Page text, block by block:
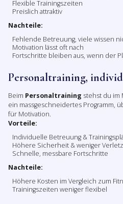
Flexible Trainingszeiten
Preislich attraktiv
Nachteile:
Fehlende Betreuung, viele wissen
Motivation lässt oft nach
Fortschritte bleiben aus, wenn der
Personaltraining,
Beim Personaltraining stehst du im
ein massgeschneidertes Programm,
für Motivation.
Vorteile:
Individuelle Betreuung &
Höhere Sicherheit & weniger
Schnelle, messbare Fortschritte
Nachteile:
Höhere Kosten im Vergleich zum
Trainingszeiten weniger flexibel